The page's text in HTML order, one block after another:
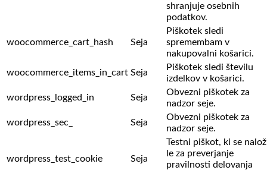
shranjuje osebnih
podatkov.
woocommerce_cart_hash Seja
Piškotek sledi
spremembam v
nakupovalni košarici.
woocommerce_items_in_cart Seja
Piškotek sledi številu
izdelkov v košarici.
wordpress_logged_in
Seja
Obvezni piškotek za
nadzor seje.
wordpress_sec_
Seja
Obvezni piškotek za
nadzor seje.
wordpress_test_cookie Seja
Testni piškot, ki se
le za preverjanje
pravilnosti delovanja